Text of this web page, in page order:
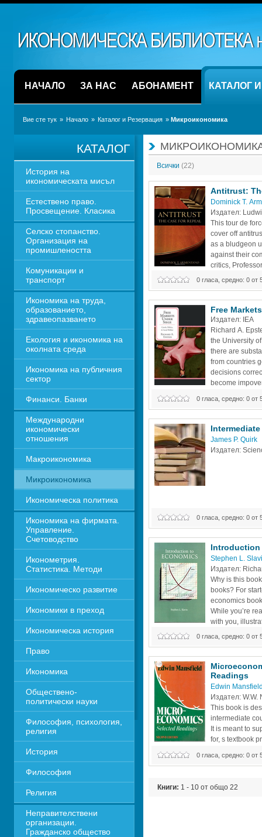
НАЧАЛО ЗА НАС АБОНАМЕНТ КАТАЛОГ
Вие сте тук » Начало » Каталог и Резервация » Микроикономика
КАТАЛОГ
История на
икономическата мисъл
Естествено право.
Просвещение. Класика
Селско стопанство.
Организация на
промишлеността
Комуникации и
транспорт
Икономика на труда,
образованието,
здравеопазването
Екология и икономика на
околната среда
Икономика на публичния
сектор
Финанси. Банки
Международни
икономически
отношения
Макроикономика
Микроикономика
Икономическа политика
Икономика на фирмата.
Управление.
Счетоводство
Иконометрия.
Статистика. Методи
Икономическо развитие
Икономики в преход
Икономическа история
Право
Икономика
Обществено-
политически науки
Философия, психология,
религия
История
Философия
Религия
Неправителствени
организации.
Гражданско общество
Всички (22)
Antitrust:
Dominick T.
Издател:
This tour de
cover off
as a bludgeon
against their
critics,
logic of his
0 гласа, средно: 0 от
Free
Издател: IEA
Richard A.
the University
there are
from countries
decisions
become
contract and competition. Even
0 гласа, средно: 0 от
James P. Quirk
0 гласа, средно: 0 от
Introduction
Stephen L.
Издател:
Why is this
books? For
economics
While you’re
with you,
funny
0 гласа, средно: 0 от
Readings
Edwin
Издател: W.W.
This book is
intermediate
It is meant to
for, s textbook
with other works of this type
0 гласа, средно: 0 от
Книги: 1 - 10 от общо 22